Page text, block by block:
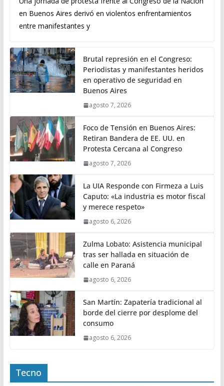
en Buenos Aires derivó en violentos enfrentamientos
entre manifestantes y
Brutal represión en el Congreso:
Periodistas y manifestantes heridos
en operativo de seguridad en
Buenos Aires
agosto 7, 2026
Foco de Tensión en Buenos Aires:
Retiran Bandera de EE. UU. en
Protesta Cercana al Congreso
agosto 7, 2026
La UIA Responde con Firmeza a Luis
Caputo: «La industria es motor fiscal
y merece respeto»
agosto 6, 2026
Zulma Lobato: Asistencia municipal
tras ser hallada en situación de
calle en Paraná
agosto 6, 2026
San Martín: Zapatería tradicional al
borde del cierre por desplome del
consumo
agosto 6, 2026
Tecno